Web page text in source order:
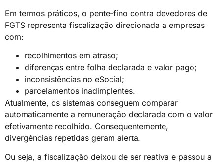
Em termos práticos, o pente-fino contra devedores de
FGTS representa fiscalização direcionada a empresas
com:
recolhimentos em atraso;
diferenças entre folha declarada e valor pago;
inconsistências no eSocial;
parcelamentos inadimplentes.
Atualmente, os sistemas conseguem comparar
automaticamente a remuneração declarada com o valor
efetivamente recolhido. Consequentemente,
divergências repetidas geram alerta.
Ou seja, a fiscalização deixou de ser reativa e passou a